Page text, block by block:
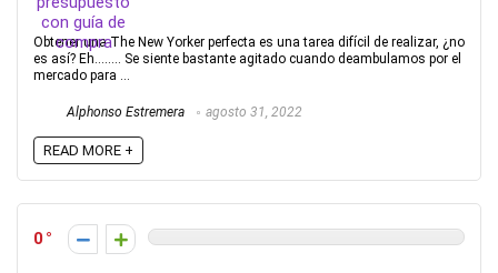
Obtener una The New Yorker perfecta es una tarea difícil de realizar, ¿no
es así? Eh…….. Se siente bastante agitado cuando deambulamos por el
mercado para ...
Alphonso Estremera agosto 31, 2022
READ MORE +
0